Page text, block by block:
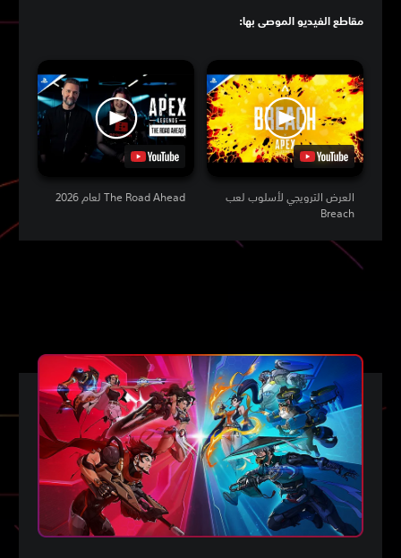
مقاطع الفيديو الموصى بها:
The Road Ahead لعام 2026
العرض الترويجي لأسلوب لعب
Breach